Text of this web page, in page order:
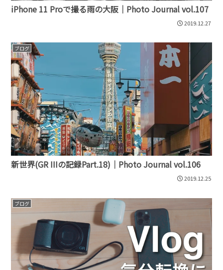
iPhone 11 Proで撮る雨の大阪｜Photo Journal vol.107
2019.12.27
ブログ
新世界(GR IIIの記録Part.18)｜Photo Journal vol.106
2019.12.25
ブログ